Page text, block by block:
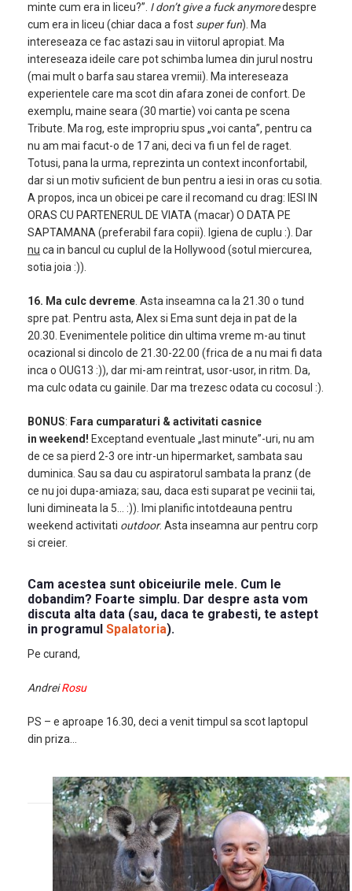
minte cum era in liceu?”. I don’t give a fuck anymoredespre
cum era in liceu (chiar daca a fost super fun). Ma
intereseaza ce fac astazi sau in viitorul apropiat. Ma
intereseaza ideile care pot schimba lumea din jurul nostru
(mai mult o barfa sau starea vremii). Ma intereseaza
experientele care ma scot din afara zonei de confort. De
exemplu, maine seara (30 martie) voi canta pe scena
Tribute. Ma rog, este impropriu spus „voi canta”, pentru ca
nu am mai facut-o de 17 ani, deci va fi un fel de raget.
Totusi, pana la urma, reprezinta un context inconfortabil,
dar si un motiv suficient de bun pentru a iesi in oras cu sotia.
A propos, inca un obicei pe care il recomand cu drag: IESI IN
ORAS CU PARTENERUL DE VIATA (macar) O DATA PE
SAPTAMANA (preferabil fara copii). Igiena de cuplu :). Dar
nu ca in bancul cu cuplul de la Hollywood (sotul miercurea,
sotia joia :)).
16. Ma culc devreme . Asta inseamna ca la 21.30 o tund
spre pat. Pentru asta, Alex si Ema sunt deja in pat de la
20.30. Evenimentele politice din ultima vreme m-au tinut
ocazional si dincolo de 21.30-22.00 (frica de a nu mai fi data
inca o OUG13 :)), dar mi-am reintrat, usor-usor, in ritm. Da,
ma culc odata cu gainile. Dar ma trezesc odata cu cocosul :).
BONUS: Fara cumparaturi & activitati casnice
in weekend! Exceptand eventuale „last minute”-uri, nu am
de ce sa pierd 2-3 ore intr-un hipermarket, sambata sau
duminica. Sau sa dau cu aspiratorul sambata la pranz (de
ce nu joi dupa-amiaza; sau, daca esti suparat pe vecinii tai,
luni dimineata la 5… :)). Imi planific intotdeauna pentru
weekend activitati outdoor. Asta inseamna aur pentru corp
si creier.
Cam acestea sunt obiceiurile mele. Cum le
dobandim? Foarte simplu. Dar despre asta vom
discuta alta data (sau, daca te grabesti, te astept
in programul Spalatoria).
Pe curand,
AndreiRosu
PS – e aproape 16.30, deci a venit timpul sa scot laptopul
din priza…